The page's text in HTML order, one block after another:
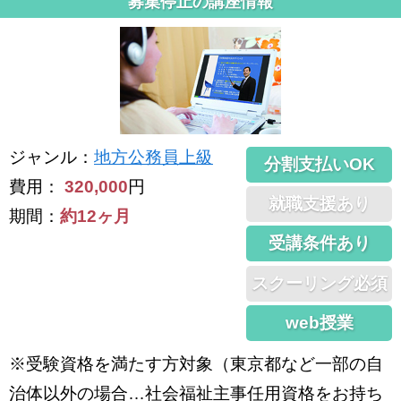
ジャンル ： 地方公務員上級
費用： 320,000円
期間： 約12ヶ月
分割支払いOK
就職支援あり
受講条件あり
スクーリング必須
web授業
※受験資格を満たす方対象（東京都など一部の自
治体以外の場合…社会福祉主事任用資格をお持ち